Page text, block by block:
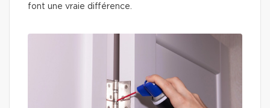
font une vraie différence.